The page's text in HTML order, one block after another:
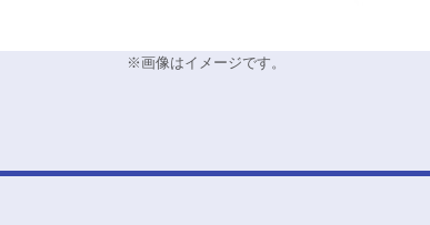
※画像はイメージです。